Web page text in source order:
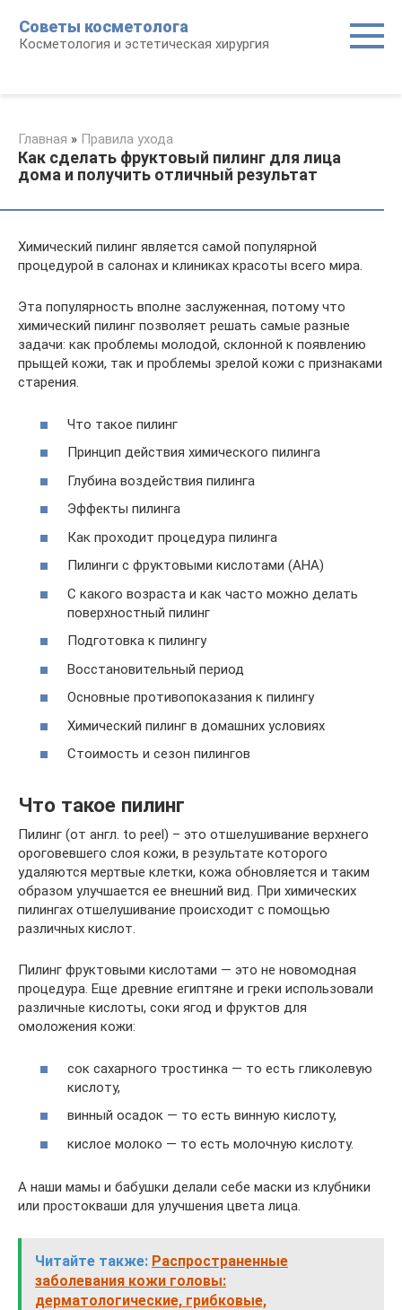
контенту
Советы косметолога
Косметология и эстетическая хирургия
Главная » Правила ухода
Как сделать фруктовый пилинг для лица
дома и получить отличный результат
Химический пилинг является самой популярной
процедурой в салонах и клиниках красоты всего мира.
Эта популярность вполне заслуженная, потому что
химический пилинг позволяет решать самые разные
задачи: как проблемы молодой, склонной к появлению
прыщей кожи, так и проблемы зрелой кожи с признаками
старения.
Что такое пилинг
Принцип действия химического пилинга
Глубина воздействия пилинга
Эффекты пилинга
Как проходит процедура пилинга
Пилинги с фруктовыми кислотами (AHA)
С какого возраста и как часто можно делать
поверхностный пилинг
Подготовка к пилингу
Восстановительный период
Основные противопоказания к пилингу
Химический пилинг в домашних условиях
Стоимость и сезон пилингов
Что такое пилинг
Пилинг (от англ. to peel) – это отшелушивание верхнего
ороговевшего слоя кожи, в результате которого
удаляются мертвые клетки, кожа обновляется и таким
образом улучшается ее внешний вид. При химических
пилингах отшелушивание происходит с помощью
различных кислот.
Пилинг фруктовыми кислотами — это не новомодная
процедура. Еще древние египтяне и греки использовали
различные кислоты, соки ягод и фруктов для
омоложения кожи:
сок сахарного тростинка — то есть гликолевую
кислоту,
винный осадок — то есть винную кислоту,
кислое молоко — то есть молочную кислоту.
А наши мамы и бабушки делали себе маски из клубники
или простокваши для улучшения цвета лица.
Читайте также: Распространенные
заболевания кожи головы:
дерматологические, грибковые,